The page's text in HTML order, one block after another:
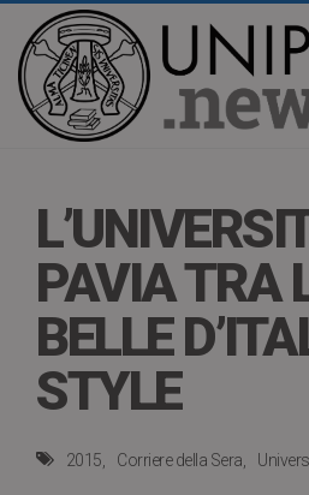
PAVIA TRA
BELLE
STYLE
2015 Corriere della Sera